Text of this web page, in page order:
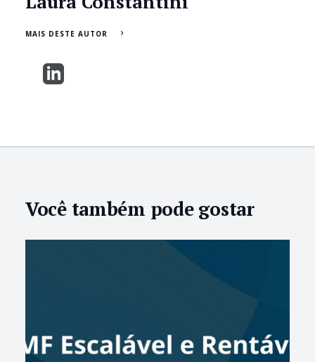
MAIS DESTE AUTOR
Você também pode gostar